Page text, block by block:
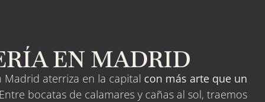
EN MADRID
aterriza en la capital con más arte que un
Entre bocatas de calamares y cañas al sol, traemos